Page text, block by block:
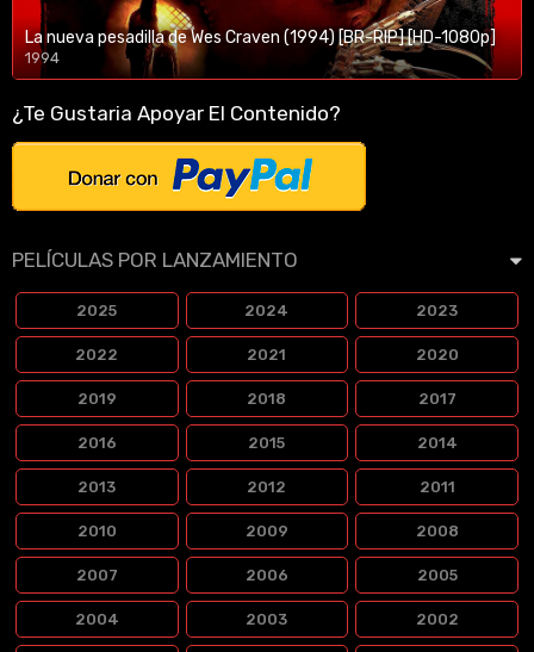
La nueva pesadilla de Wes Craven (1994) [BR-RIP] [HD-1080p]
1994
1080p/720p
¿Te Gustaria Apoyar El Contenido?
PELÍCULAS POR LANZAMIENTO
2025 2024 2023
2022 2021 2020
2019 2018 2017
2016 2015 2014
2013 2012 2011
2010 2009 2008
2007 2006 2005
2004 2003 2002